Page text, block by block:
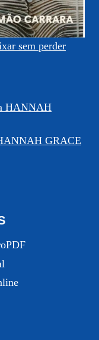
sem perder
GRACE